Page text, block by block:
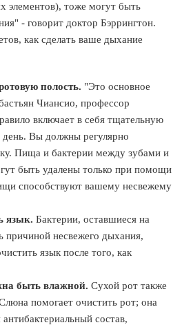
элементов), тоже могут быть
- говорит доктор Бэррингтон.
как сделать ваше дыхание
полость. "Это основное
Чиансио, профессор
включает в себя тщательную
Вы должны регулярно
Пища и бактерии между зубами и
быть удалены только при помощи
способствуют вашему несвежему
язык. Бактерии, оставшиеся на
причиной несвежего дыхания,
язык после того, как
быть влажной. Сухой рот также
помогает очистить рот; она
состав,